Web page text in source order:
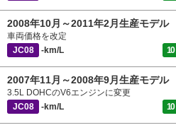
2008年10月～2011年2月生産モデル
車両価格を改定
JC08
-km/L
2007年11月～2008年9月生産モデル
3.5L DOHCのV6エンジンに変更
JC08
-km/L